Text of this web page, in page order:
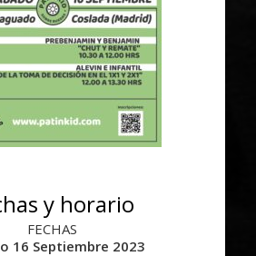
y horario
FECHAS
16 Septiembre 2023